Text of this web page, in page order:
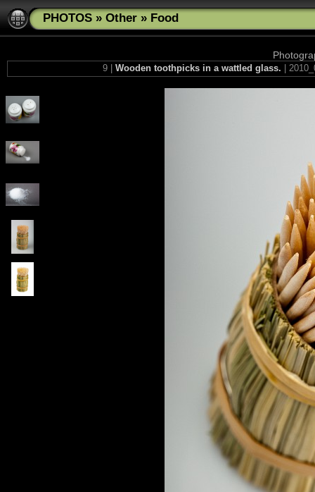
PHOTOS » Other » Food
9 | Wooden toothpicks in a wattled glass. |